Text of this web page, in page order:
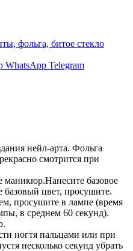
фольга, битое стекло
WhatsApp Telegram
нейл-арта. Фольга
смотрится при
базовое
цвет, просушите.
просушите в лампе (время
в среднем 60 секунд).
ногтя пальцами или при
несколько секунд убрать